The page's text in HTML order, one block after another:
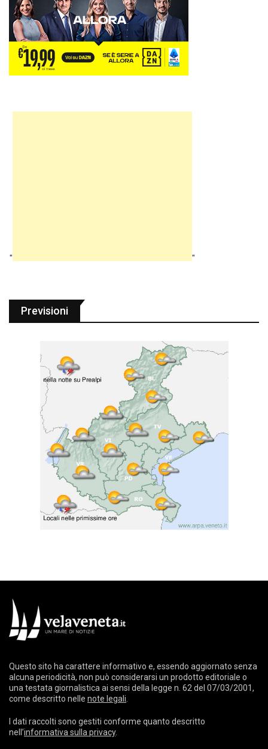
" "
Previsioni
Questo sito ha carattere informativo e, essendo aggiornato senza
alcuna periodicità, non può considerarsi un prodotto editoriale o
una testata giornalistica ai sensi della legge n. 62 del 07/03/2001,
come descritto nelle note legali
I dati raccolti sono gestiti conforme quanto descritto
nell’informativa sulla privacy.